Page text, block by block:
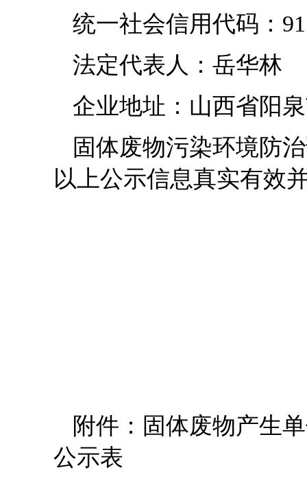
统一社会信用代码：
法定代表人：岳华林
企业地址：山西省阳
固体废物污染环境防
以上公示信息真实有效
附件：固体废物产生
公示表